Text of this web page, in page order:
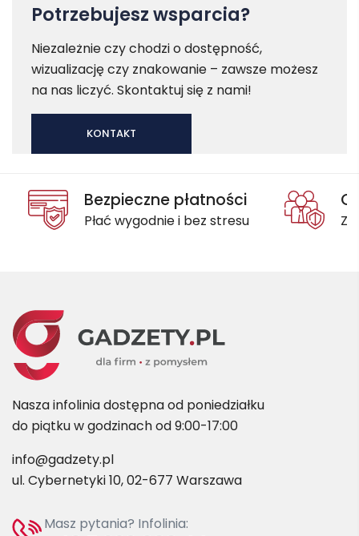
Potrzebujesz wsparcia?
Niezależnie czy chodzi o dostępność,
wizualizację czy znakowanie – zawsze możesz
na nas liczyć. Skontaktuj się z nami!
KONTAKT
Bezpieczne płatności
Płać wygodnie i bez stresu
Nasza infolinia dostępna od poniedziałku
do piątku w godzinach od 9:00-17:00
info@gadzety.pl
ul. Cybernetyki 10, 02-677 Warszawa
Masz pytania? Infolinia: